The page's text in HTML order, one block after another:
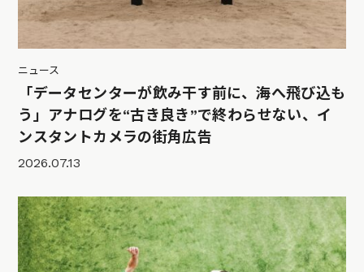
ニュース
「データセンターが飲み干す前に、海へ飛び込も
う」アナログを“古き良き”で終わらせない、イ
ンスタントカメラの街角広告
2026.07.13